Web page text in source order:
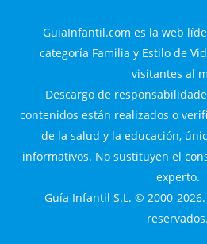
GuiaInfantil.com es la web
categoría Familia y Estilo de
visitantes al
Descargo de
contenidos están realizados o
de la salud y la educación,
informativos. No sustituyen el
experto.
Guía Infantil S.L. © 2000-
reservados.